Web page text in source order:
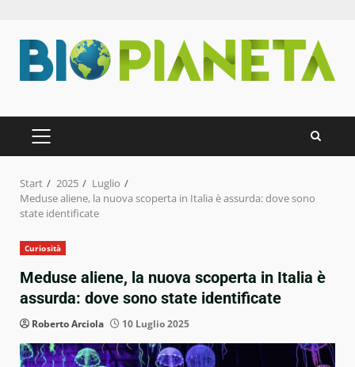
Inhalt
springen
PRIMÄRES
MENÜ
Start 2025
Luglio
Meduse aliene, la nuova scoperta in Italia è assurda: dove sono
state identificate
Curiosità
Meduse aliene, la nuova scoperta in Italia è
assurda: dove sono state identificate
Roberto Arciola 10 Luglio 2025